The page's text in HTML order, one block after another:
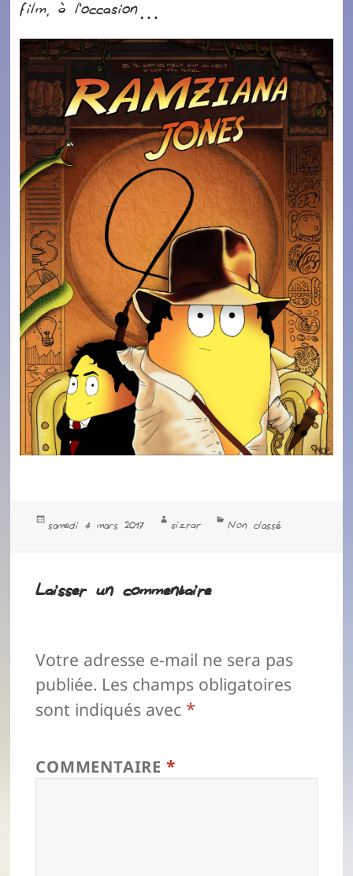
film, à l’occasion…
Publié
samedi 4 mars 2017 Auteur
sizrar Catégories
Non classé
Laisser un commentaire
Votre adresse e-mail ne sera pas
publiée. Les champs obligatoires
sont indiqués avec *
COMMENTAIRE *